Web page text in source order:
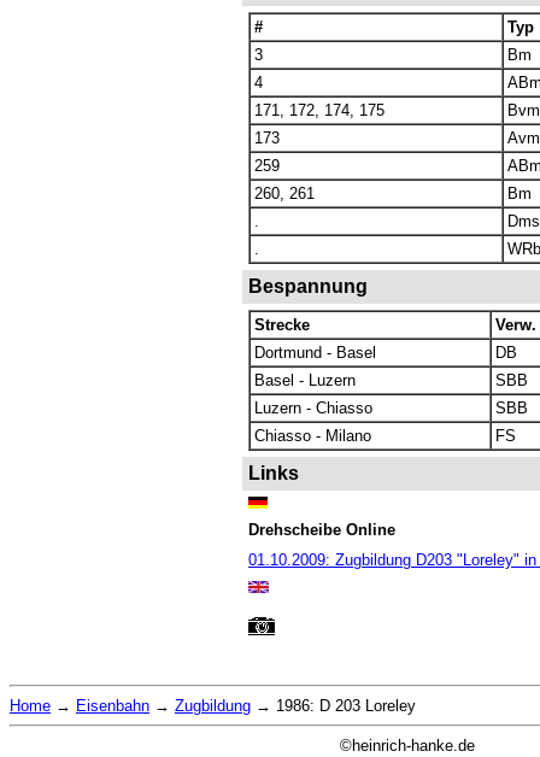
#
Typ
3
Bm
4
171, 172, 174, 175
Bvm
173
Avm
259
260, 261
Bm
.
Dms
.
Bespannung
Strecke
Verw.
Dortmund - Basel
DB
Basel - Luzern
SBB
Luzern - Chiasso
SBB
Chiasso - Milano
FS
Links
Drehscheibe Online
01.10.2009: Zugbildung D203 "Loreley" in
Home → Eisenbahn → Zugbildung → 1986: D 203 Loreley
©heinrich-hanke.de